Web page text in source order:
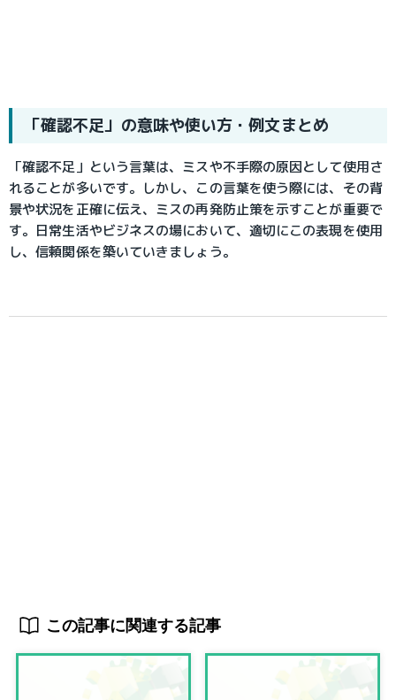
「確認不足」の意味や使い方・例文まとめ
「確認不足」という言葉は、ミスや不手際の原因として使用さ
れることが多いです。しかし、この言葉を使う際には、その背
景や状況を正確に伝え、ミスの再発防止策を示すことが重要で
す。日常生活やビジネスの場において、適切にこの表現を使用
し、信頼関係を築いていきましょう。
この記事に関連する記事